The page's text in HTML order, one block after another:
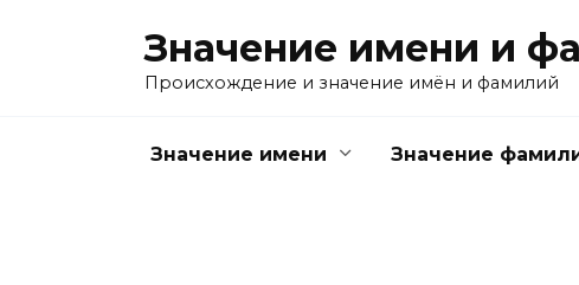
Значение имени и
Происхождение и значение имён и фамилий
Значение имени Значение